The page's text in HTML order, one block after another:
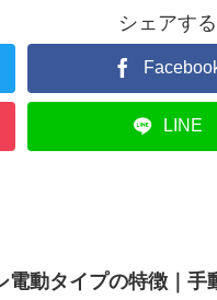
シェアする
LINE
電動タイプの特徴｜手